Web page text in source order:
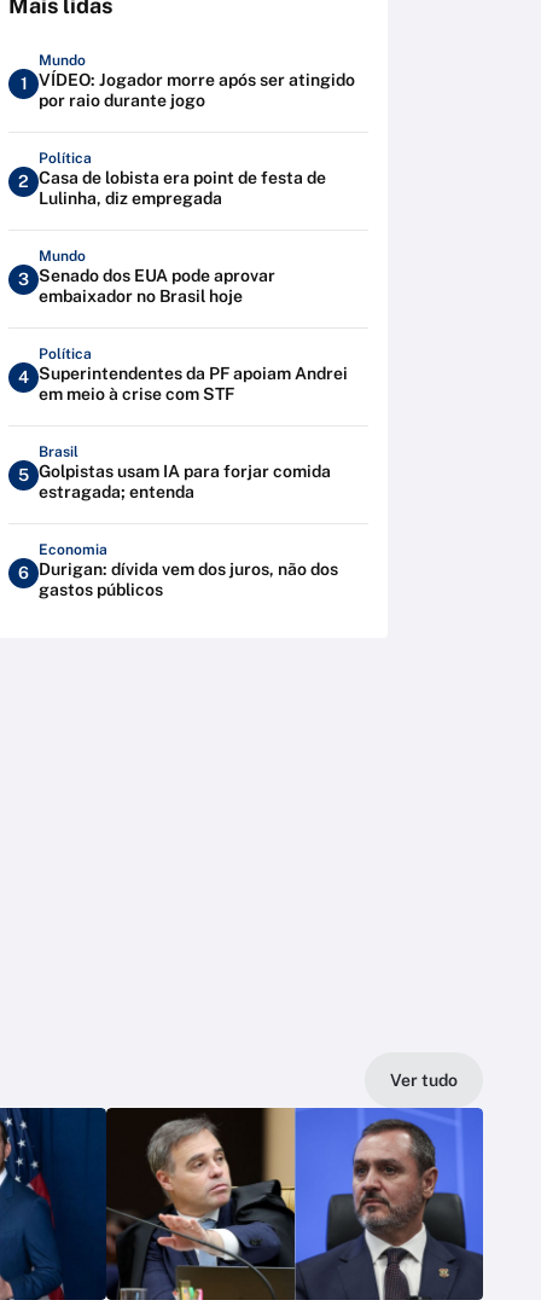
Mais lidas
1
Mundo
VÍDEO: Jogador morre após ser atingido
por raio durante jogo
2
Política
Casa de lobista era point de festa de
Lulinha, diz empregada
3
Mundo
Senado dos EUA pode aprovar
embaixador no Brasil hoje
4
Política
Superintendentes da PF apoiam Andrei
em meio à crise com STF
5
Brasil
Golpistas usam IA para forjar comida
estragada; entenda
6
Economia
Durigan: dívida vem dos juros, não dos
gastos públicos
Ver tudo